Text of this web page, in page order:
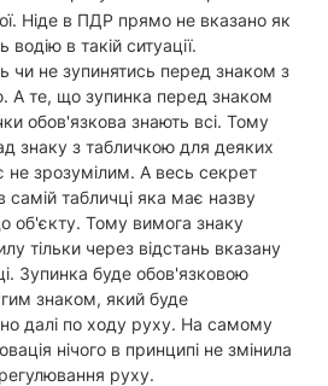
Ніде в ПДР прямо не вказано як
водію в такій ситуації.
чи не зупинятись перед знаком з
А те, що зупинка перед знаком
обов'язкова знають всі. Тому
знаку з табличкою для деяких
не зрозумілим. А весь секрет
самій табличці яка має назву
об'єкту. Тому вимога знаку
тільки через відстань вказану
Зупинка буде обов'язковою
знаком, який буде
далі по ходу руху. На самому
нічого в принципі не змінила
руху.